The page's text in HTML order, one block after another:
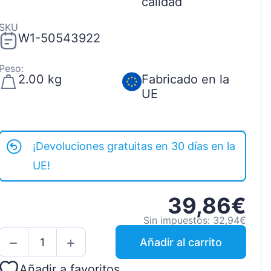
W1-50543922
2.00 kg
Fabricado en la
UE
¡Devoluciones gratuitas en 30 días en la
UE!
39,86€
Sin impuestos: 32,94€
Añadir al carrito